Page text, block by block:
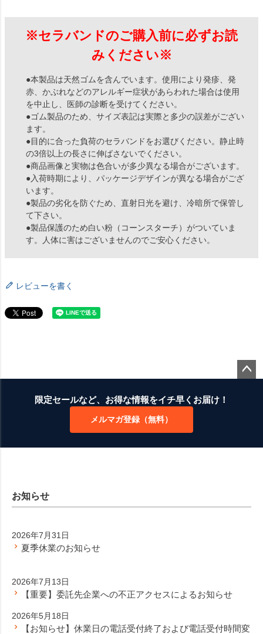
※セラバンドのご購入前に必ずお読
みください※
●本製品は天然ゴムを含んでいます。使用により発疹、発
赤、かぶれなどのアレルギー症状があらわれた場合は使用
を中止し、医師の診断を受けてください。
●ゴム製品のため、サイズ表記は実際と多少の誤差がござい
ます。
●目的に合った負荷のセラバンドをお選びください。静止時
の3倍以上の長さに伸ばさないでください。
●商品画像と実物は色合いが多少異なる場合がございます。
●入荷時期により、パッケージデザインが異なる場合がござ
います。
●製品の劣化を防ぐため、直射日光を避け、冷暗所で保管し
て下さい。
●製品保護のため白い粉（コーンスターチ）がついていま
す。人体に害はございませんのでご安心ください。
レビューを書く
限定セールなど、お得な情報をイチ早くお届け！
メルマガ登録（無料）
お知らせ
2026年7月31日
夏季休業のお知らせ
2026年7月13日
【重要】委託先企業への不正アクセスによるお知らせ
2026年5月18日
【お知らせ】休業日の電話受付終了および電話受付時間変